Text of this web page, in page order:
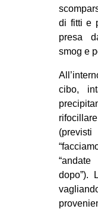
di fitti e
presa
smog e
cibo,
dopo”).